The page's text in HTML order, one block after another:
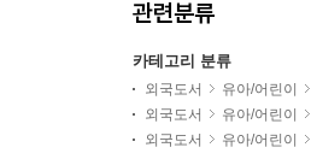
관련분류
카테고리 분류
외국도서 유아/어린이
외국도서
유아/어린이
외국도서
유아/어린이